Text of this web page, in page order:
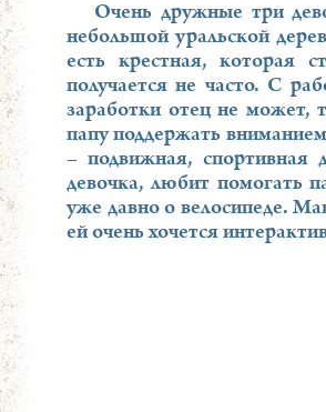
Очень дружные три
небольшой уральской
есть крестная, которая
получается не часто. С
заработки отец не может,
папу поддержать
– подвижная, спортивная
девочка, любит помогать
уже давно о велосипеде.
ей очень хочется